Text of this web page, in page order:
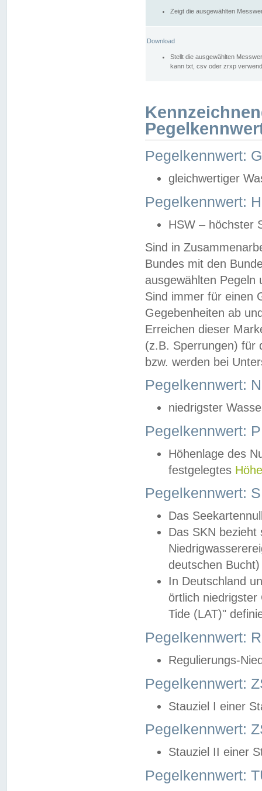
Zeigt die ausgewählten
Download
Stellt die ausgewählten
kann txt, csv oder zrxp
Pegelkennwert:
gleichwertiger
Pegelkennwert:
HSW – höchster
Sind in
Bundes mit den
ausgewählten
Sind immer für einen
Gegebenheiten ab
Erreichen dieser
(z.B. Sperrungen) für
bzw. werden bei
Pegelkennwert:
niedrigster
Pegelkennwert:
Höhenlage des
festgelegtes
Pegelkennwert:
Das
Das SKN
deutschen
In Deutschland
örtlich
Tide (LAT)"
Pegelkennwert:
Regulierungs-
Pegelkennwert:
Stauziel I einer
Pegelkennwert:
Stauziel II einer
Pegelkennwert: